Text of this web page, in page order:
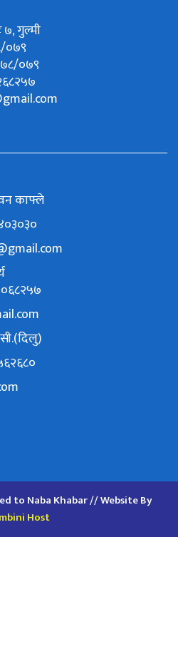
गुल्मी
०७९
०७९
काफ्ले
to Naba Khabar // Website By
Host